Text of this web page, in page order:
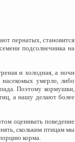
пернатых, становится
подсолнечника на
и холодная, а ночи
умерло, либо
Поэтому кормушки,
а нашу делают более
оценивать поведение
скольким птицам мы
корма.